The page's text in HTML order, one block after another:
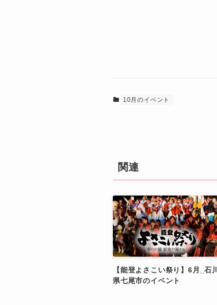
10月のイベント
関連
【能登よさこい祭り】6月_石川
県七尾市のイベント